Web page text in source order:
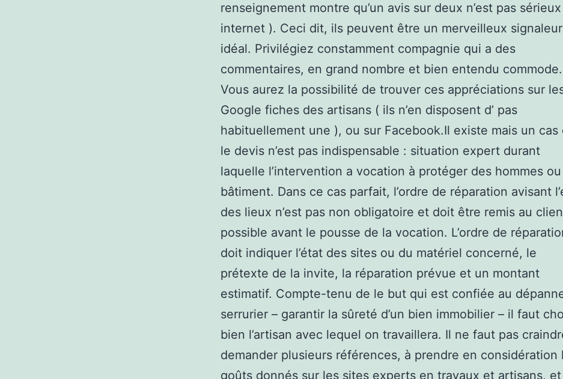
renseignement montre qu’un avis sur deux n’est pas
internet ). Ceci dit, ils peuvent être un merveilleux signaleur
idéal. Privilégiez constamment compagnie qui a des
commentaires, en grand nombre et bien entendu commode.
Vous aurez la possibilité de trouver ces appréciations sur
Google fiches des artisans ( ils n’en disposent d’ pas
habituellement une ), ou sur Facebook.Il existe mais un cas
le devis n’est pas indispensable : situation expert durant
laquelle l’intervention a vocation à protéger des hommes
bâtiment. Dans ce cas parfait, l’ordre de réparation avisant
des lieux n’est pas non obligatoire et doit être remis au
possible avant le pousse de la vocation. L’ordre de
doit indiquer l’état des sites ou du matériel concerné, le
prétexte de la invite, la réparation prévue et un montant
estimatif. Compte-tenu de le but qui est confiée au
serrurier – garantir la sûreté d’un bien immobilier – il faut
bien l’artisan avec lequel on travaillera. Il ne faut pas
demander plusieurs références, à prendre en considération
goûts donnés sur les sites experts en travaux et artisans, et